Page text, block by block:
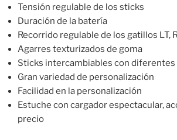
Tensión regulable de los sticks
Duración de la batería
Recorrido regulable de los gatillos LT,
Agarres texturizados de goma
Sticks intercambiables con
Gran variedad de personalización
Facilidad en la personalización
Estuche con cargador espectacular,
precio